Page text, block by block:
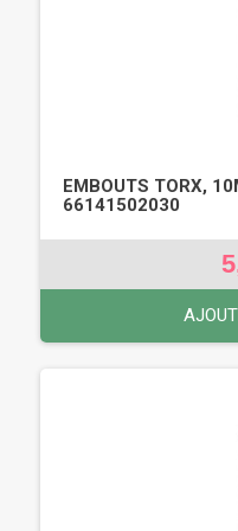
EMBOUTS TORX,
66141502030